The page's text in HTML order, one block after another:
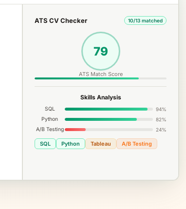
ATS CV Checker 10/13 matched
79
ATS Match Score
Skills Analysis
SQL 94%
Python 82%
A/B Testing 24%
SQL Python Tableau A/B Testing